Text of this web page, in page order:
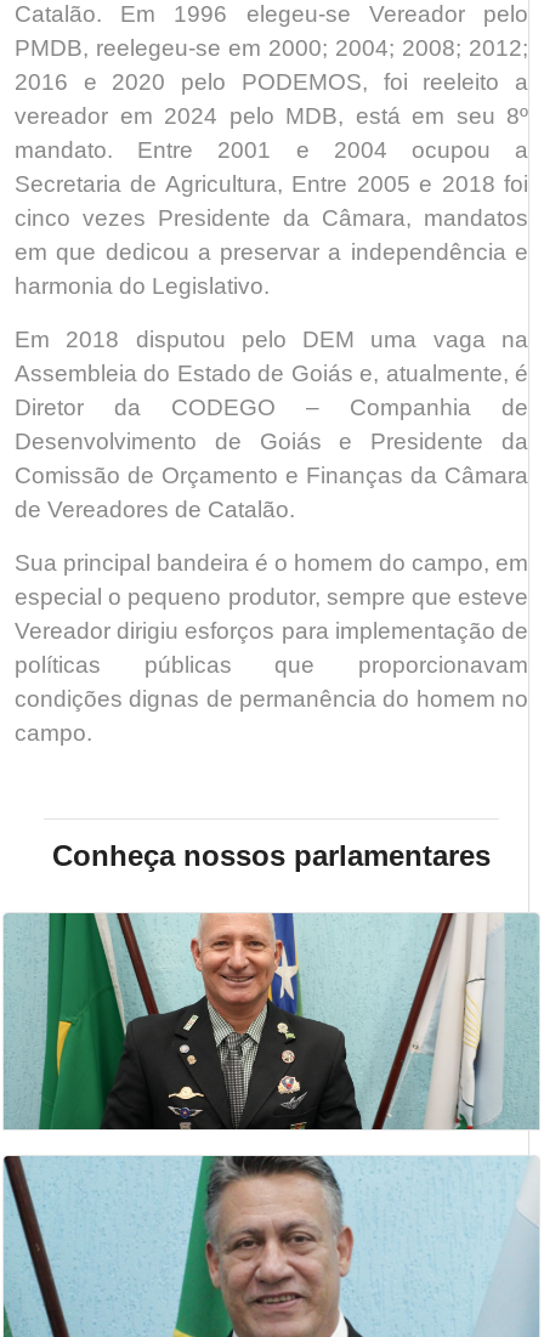
Catalão. Em 1996 elegeu-se Vereador pelo
PMDB, reelegeu-se em 2000; 2004; 2008; 2012;
2016 e 2020 pelo PODEMOS, foi reeleito a
vereador em 2024 pelo MDB, está em seu 8º
mandato. Entre 2001 e 2004 ocupou a
Secretaria de Agricultura, Entre 2005 e 2018 foi
cinco vezes Presidente da Câmara, mandatos
em que dedicou a preservar a independência e
harmonia do Legislativo.
Em 2018 disputou pelo DEM uma vaga na
Assembleia do Estado de Goiás e, atualmente, é
Diretor da CODEGO – Companhia de
Desenvolvimento de Goiás e Presidente da
Comissão de Orçamento e Finanças da Câmara
de Vereadores de Catalão.
Sua principal bandeira é o homem do campo, em
especial o pequeno produtor, sempre que esteve
Vereador dirigiu esforços para implementação de
políticas públicas que proporcionavam
condições dignas de permanência do homem no
campo.
Conheça nossos parlamentares
ANÍSIO PEREIRA
2 Secretario